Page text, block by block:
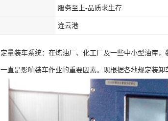
服务至上-品质求生存
连云港
定量装车系统：在炼油厂、化工厂及一些中小型油库
一直是影响装车作业的重要因素。现根据各地规定装卸